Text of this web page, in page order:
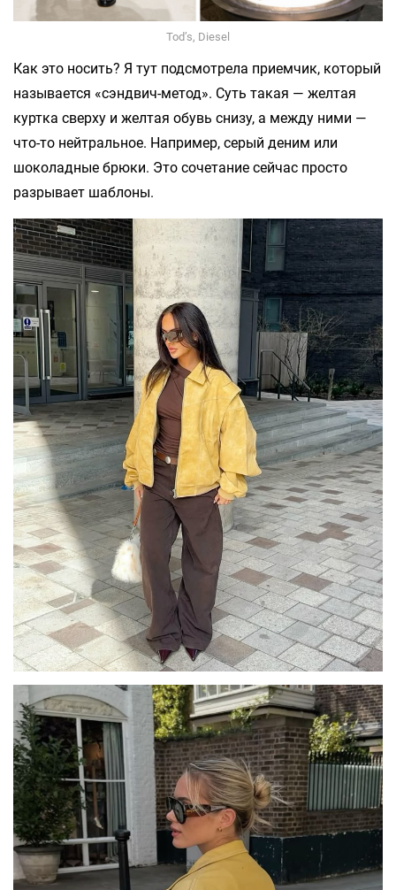
Tod’s, Diesel
Как это носить? Я тут подсмотрела приемчик, который
называется «сэндвич-метод». Суть такая — желтая
куртка сверху и желтая обувь снизу, а между ними —
что-то нейтральное. Например, серый деним или
шоколадные брюки. Это сочетание сейчас просто
разрывает шаблоны.